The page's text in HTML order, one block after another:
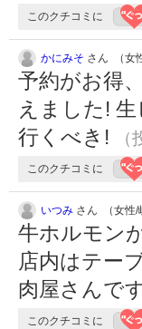
このクチコミに
かにみそ さん （女
予約がお得
えました!
行くべき!
このクチコミに
いつみ さん （女性/
牛ホルモン
店内はテー
肉屋さんで
このクチコミに